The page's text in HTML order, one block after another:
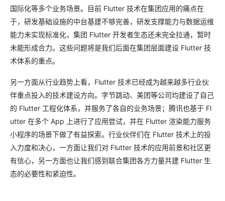
国际化等多个业务场景。目前 Flutter 技术在集团应用的痛点在
于，研发基础设施的中台基建不够完善，研发支撑能力与数据运维
能力未实现标准化，集团 Flutter 开发者生态还未完全拉通，暂时
未能形成合力。这些问题将是我们后面在集团层面建设 Flutter 技
术体系的重点。
另一方面从行业趋势上看，Flutter 技术已经成为越来越多行业伙
伴重点投入的技术建设方向。字节跳动、美团等公司均建设了自己
的 Flutter 工程化体系，并服务了各自的业务场景；腾讯也基于 Fl
utter 在多个 App 上进行了应用尝试，并在 Flutter 渲染能力服务
小程序的场景下做了有益探索。行业伙伴们在 Flutter 技术上的投
入力度和决心，一方面让我们对 Flutter 技术的应用前景和社区更
有信心，另一方面也让我们感到联合集团各方力量共建 Flutter 生
态的必要性和紧迫性。